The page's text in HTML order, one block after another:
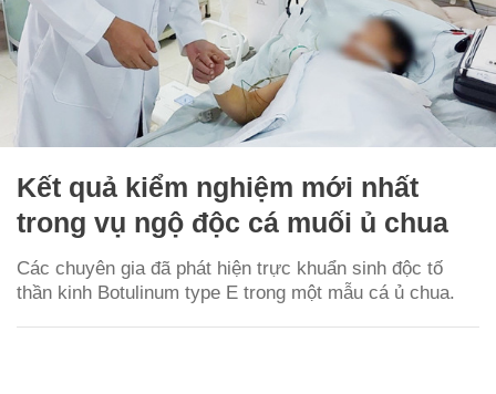
Kết quả kiểm nghiệm mới nhất
trong vụ ngộ độc cá muối ủ chua
Các chuyên gia đã phát hiện trực khuẩn sinh độc tố
thần kinh Botulinum type E trong một mẫu cá ủ chua.